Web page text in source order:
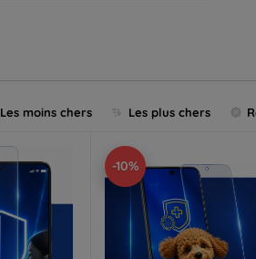
Les moins chers Les plus chers
-10%